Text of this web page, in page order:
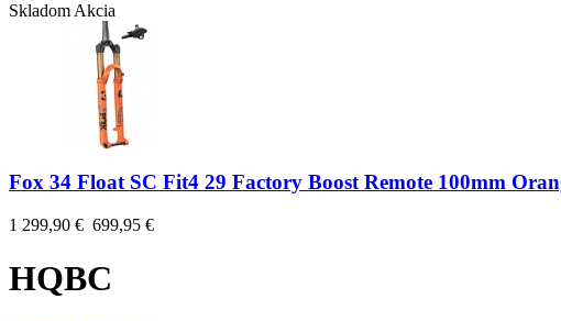
SkladomAkcia
Fox 34 Float SC Fit4 29 Factory Boost Remote 100mm
1 299,90 € 699,95 €
HQBC